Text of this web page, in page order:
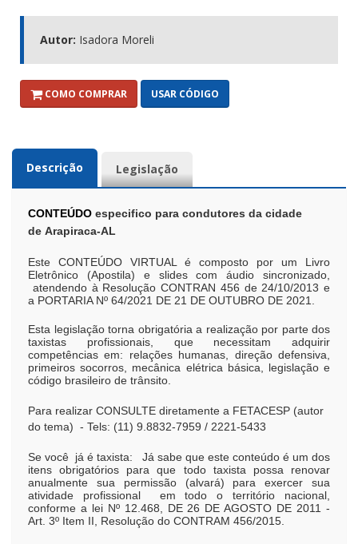
Autor: Isadora Moreli
COMO COMPRAR USAR CÓDIGO
Descrição Legislação
CONTEÚDO especifico para condutores da cidade
de Arapiraca-AL
Este CONTEÚDO VIRTUAL é composto por um Livro
Eletrônico (Apostila) e slides com áudio sincronizado,
atendendo à Resolução CONTRAN 456 de 24/10/2013 e
a PORTARIA Nº 64/2021 DE 21 DE OUTUBRO DE 2021.
Esta legislação torna obrigatória a realização por parte dos
taxistas profissionais, que necessitam adquirir
competências em: relações humanas, direção defensiva,
primeiros socorros, mecânica elétrica básica, legislação e
código brasileiro de trânsito.
Para realizar CONSULTE diretamente a FETACESP (autor
do tema) - Tels: (11) 9.8832-7959 / 2221-5433
Se você já é taxista: Já sabe que este conteúdo é um dos
itens obrigatórios para que todo taxista possa renovar
anualmente sua permissão (alvará) para exercer sua
atividade profissional em todo o território nacional,
conforme a lei Nº 12.468, DE 26 DE AGOSTO DE 2011 -
Art. 3º Item II, Resolução do CONTRAM 456/2015.